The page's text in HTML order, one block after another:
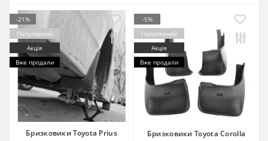
-21%
Популярний
Акція
Вже продали
Бризковики Toyota Prius
-5%
Популярний
Акція
Вже продали
Бризковики Toyota Corolla